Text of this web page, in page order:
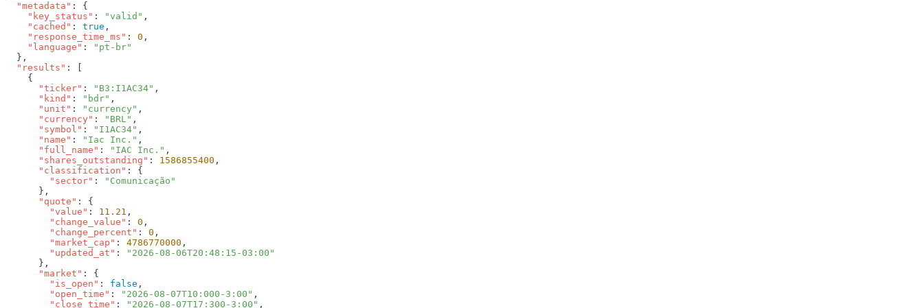
  "metadata"
    "key_status"
: "valid"
    "cached"
: true
    "response_time_ms"
: 0
    "language"
:
  "results"
      "ticker"
: "B3:I1AC34"
      "kind"
: "bdr"
      "unit"
: "currency"
      "currency"
: "BRL"
      "symbol"
: "I1AC34"
      "name"
: "Iac Inc."
      "full_name"
: "IAC Inc."
      "shares_outstanding"
: 1586855400
      "classification"
        "sector"
:
      "quote"
        "value"
: 11.21
        "change_value"
: 0
        "change_percent"
: 0
        "market_cap"
: 4786770000
        "updated_at"
:
      "market"
        "is_open"
: false
        "open_time"
: "2026-08-07T10:000-3:00"
        "close_time"
: "2026-08-07T17:300-3:00"